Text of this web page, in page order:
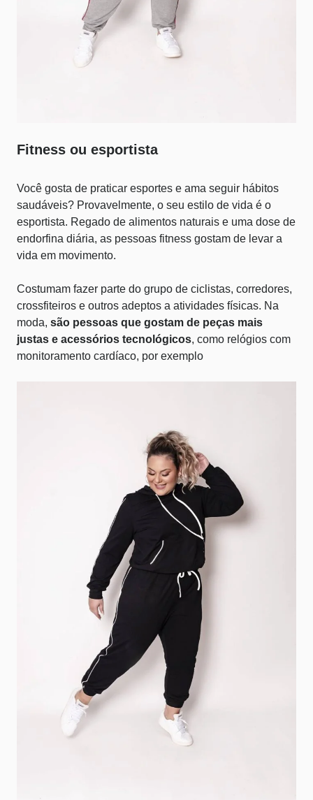
Fitness ou esportista
Você gosta de praticar esportes e ama seguir hábitos
saudáveis? Provavelmente, o seu estilo de vida é o
esportista. Regado de alimentos naturais e uma dose de
endorfina diária, as pessoas fitness gostam de levar a
vida em movimento.
Costumam fazer parte do grupo de ciclistas, corredores,
crossfiteiros e outros adeptos a atividades físicas. Na
moda, são pessoas que gostam de peças mais
justas e acessórios tecnológicos, como relógios com
monitoramento cardíaco, por exemplo